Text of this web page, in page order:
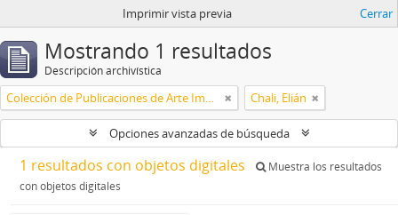
Imprimir vista previa Cerrar
Mostrando 1 resultados
Descripción archivística
Colección de Publicaciones de Arte Impreso Chali, Elián
Opciones avanzadas de búsqueda
1 resultados con objetos digitales
Muestra los resultados
con objetos digitales